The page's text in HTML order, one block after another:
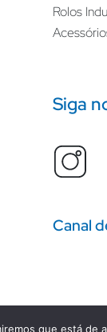
Rolos
Siga
Canal
que está de